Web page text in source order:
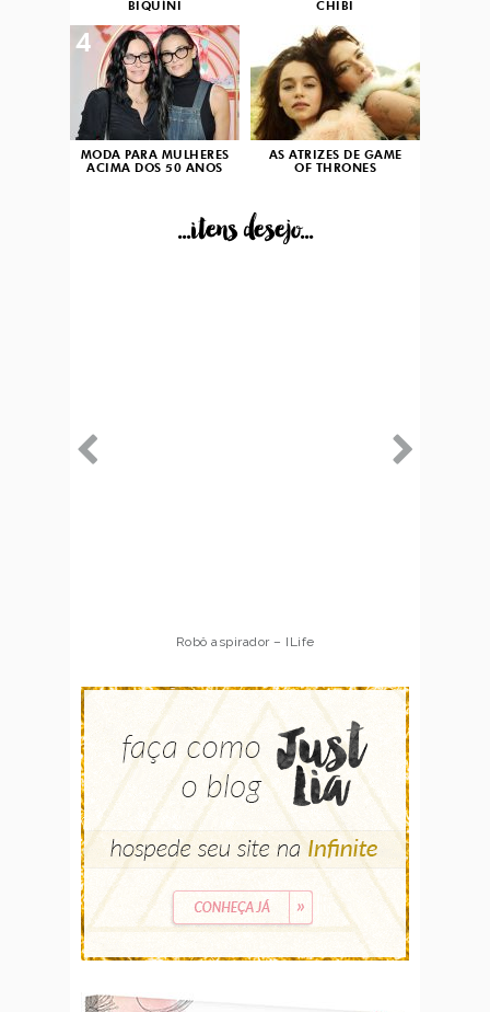
BIQUÍNI CHIBI
MODA PARA MULHERES
ACIMA DOS 50 ANOS
4
AS ATRIZES DE GAME
OF THRONES
...itens desejo...
Robô aspirador – ILife